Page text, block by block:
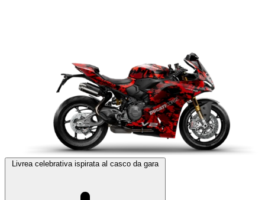
Livrea celebrativa ispirata al casco da gara